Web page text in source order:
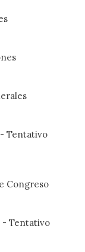
Tentativo
Congreso
- Tentativo